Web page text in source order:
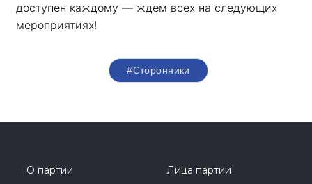
доступен каждому — ждем всех на следующих
мероприятиях!
#Сторонники
О партии
Лица партии